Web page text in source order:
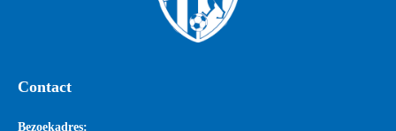
Contact
Bezoekadres: